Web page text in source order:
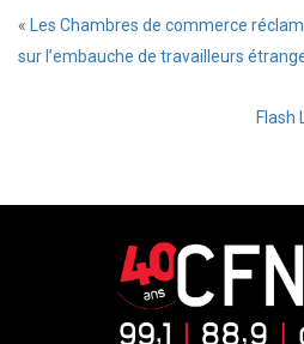
« Les Chambres de commerce
sur l’embauche de travailleurs
Flash